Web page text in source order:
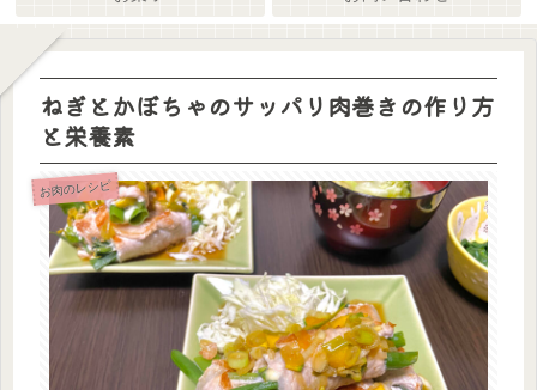
ねぎとかぼちゃのサッパリ肉巻きの作り方
と栄養素
お肉のレシピ